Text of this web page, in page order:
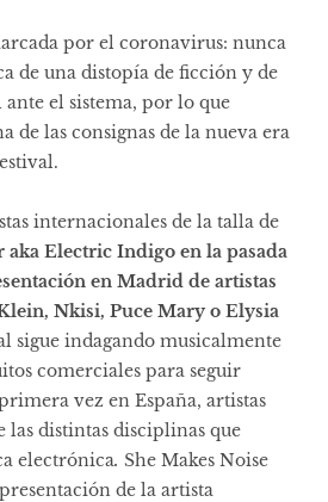
por el coronavirus: nunca
de una distopía de ficción y de
el sistema, por lo que
de las consignas de la nueva era
internacionales de la talla de
Electric Indigo en la pasada
en Madrid de artistas
Nkisi, Puce Mary o Elysia
sigue indagando musicalmente
comerciales para seguir
vez en España, artistas
las distintas disciplinas que
electrónica. She Makes Noise
de la artista